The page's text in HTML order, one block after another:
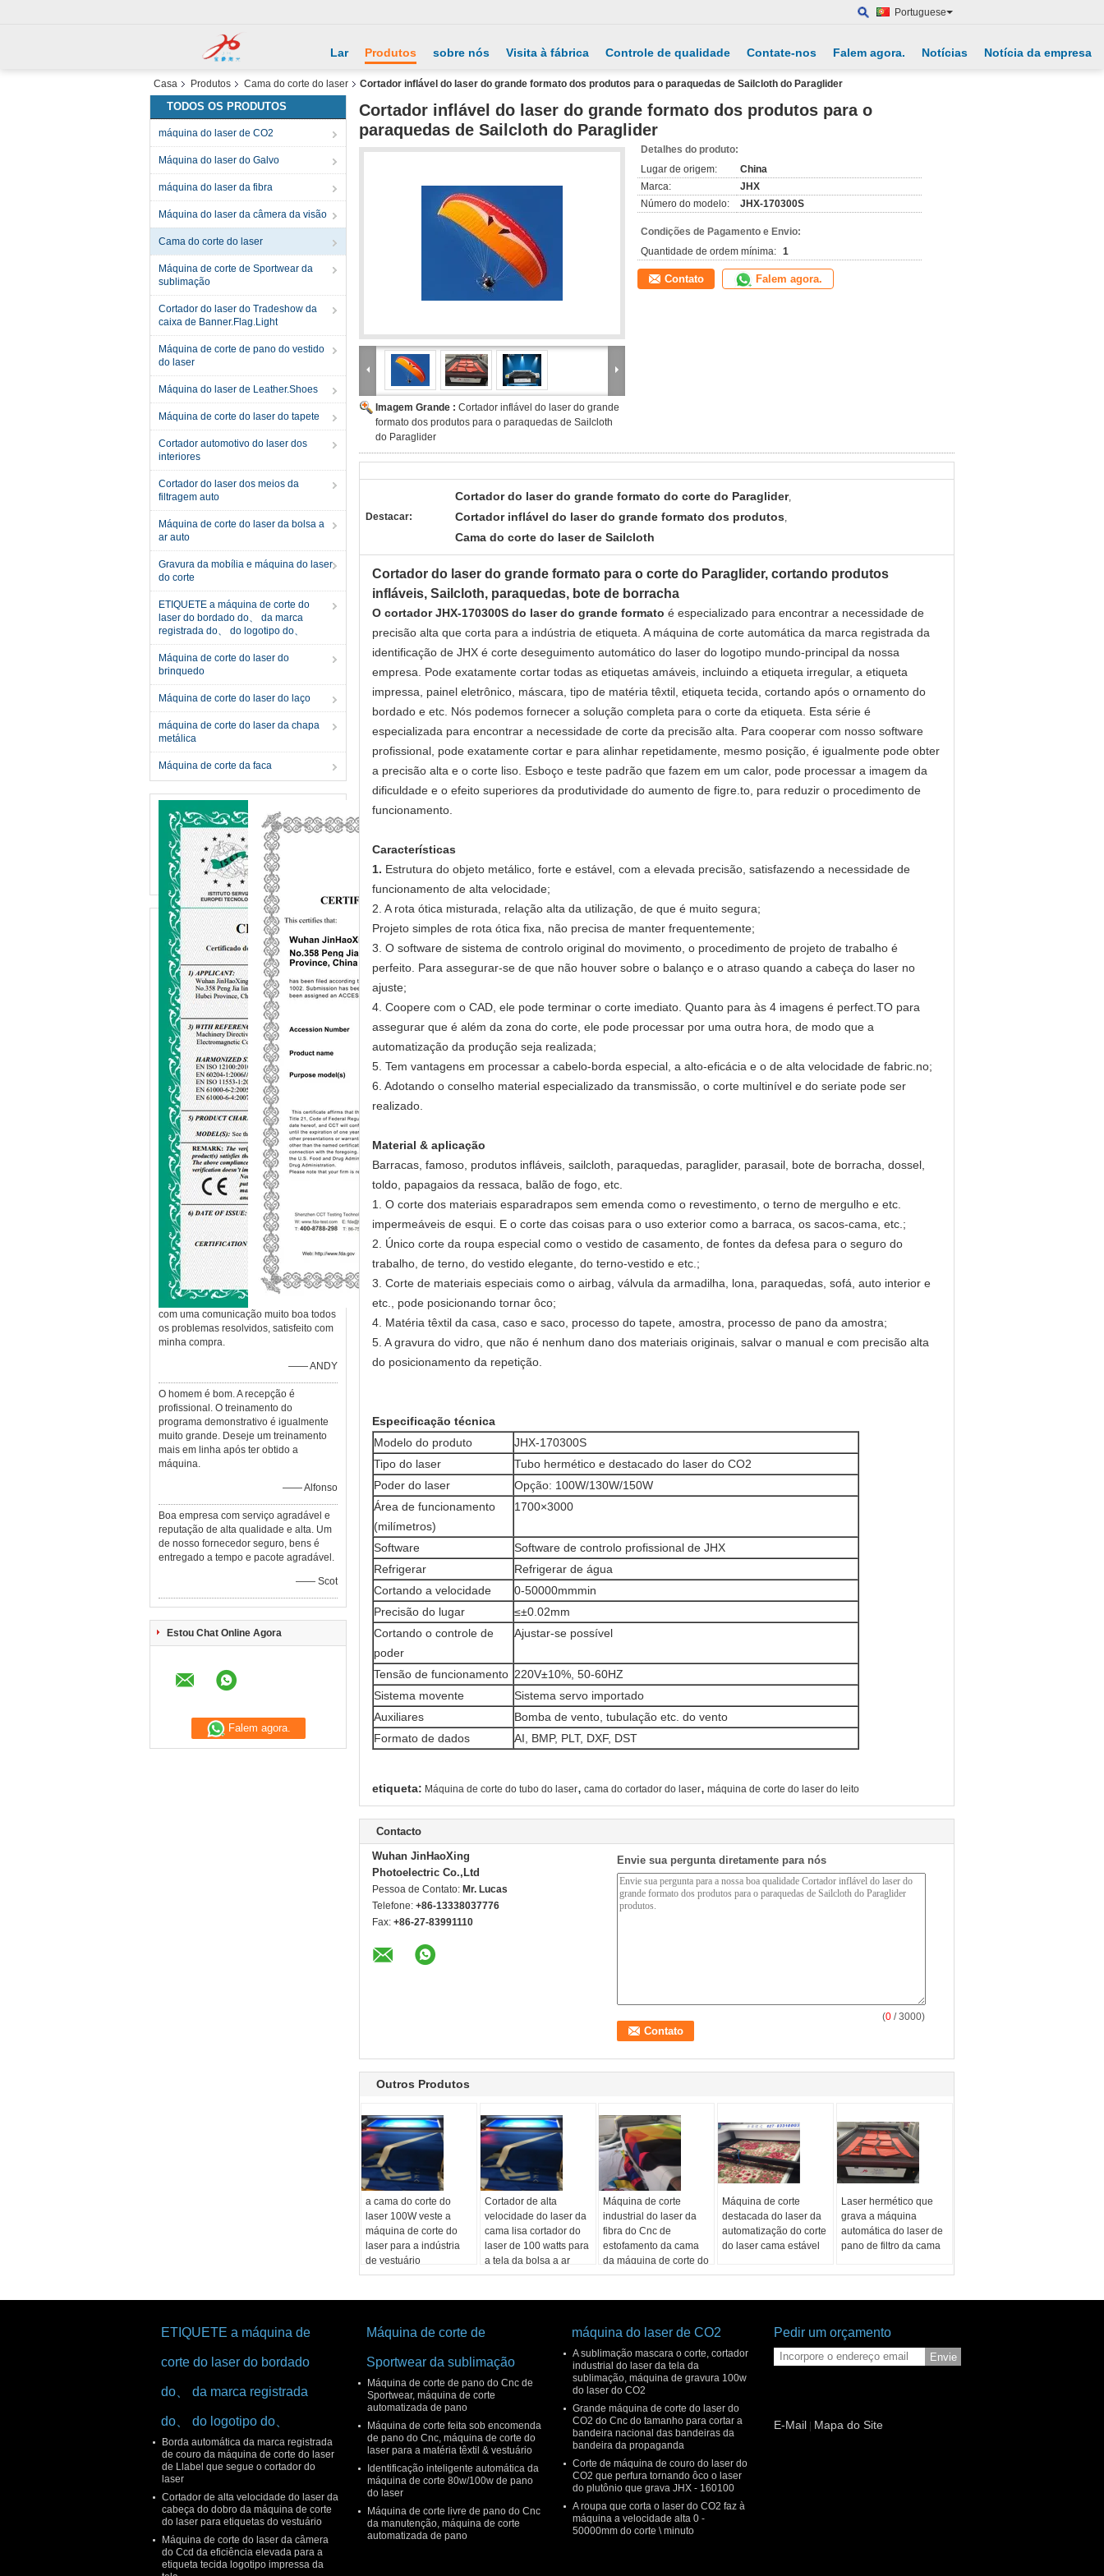
Portuguese
Lar Produtos sobre nós Visita à fábrica Controle de qualidade Contate-nos Falem agora. Notícias Notícia da empresa
Casa Produtos Cama do corte do laser Cortador inflável do laser do grande formato dos produtos para o paraquedas de Sailcloth do Paraglider
TODOS OS PRODUTOS
máquina do laser de CO2
Máquina do laser do Galvo
máquina do laser da fibra
Máquina do laser da câmera da visão
Cama do corte do laser
Máquina de corte de Sportwear da
sublimação
Cortador do laser do Tradeshow da
caixa de Banner.Flag.Light
Máquina de corte de pano do vestido
do laser
Máquina do laser de Leather.Shoes
Máquina de corte do laser do tapete
Cortador automotivo do laser dos
interiores
Cortador do laser dos meios da
filtragem auto
Máquina de corte do laser da bolsa a
ar auto
Gravura da mobília e máquina do laser
do corte
ETIQUETE a máquina de corte do
laser do bordado do、 da marca
registrada do、 do logotipo do、
Máquina de corte do laser do
brinquedo
Máquina de corte do laser do laço
máquina de corte do laser da chapa
metálica
Máquina de corte da faca
com uma comunicação muito boa todos
os problemas resolvidos, satisfeito com
minha compra.
—— ANDY
O homem é bom. A recepção é
profissional. O treinamento do
programa demonstrativo é igualmente
muito grande. Deseje um treinamento
mais em linha após ter obtido a
máquina.
—— Alfonso
Boa empresa com serviço agradável e
reputação de alta qualidade e alta. Um
de nosso fornecedor seguro, bens é
entregado a tempo e pacote agradável.
—— Scot
Estou Chat Online Agora
Falem agora.
Cortador inflável do laser do grande formato dos produtos para o
paraquedas de Sailcloth do Paraglider
Imagem Grande : Cortador inflável do laser do grande
formato dos produtos para o paraquedas de Sailcloth
do Paraglider
Detalhes do produto:
Lugar de origem:
China
Marca:
JHX
Número do modelo:
JHX-170300S
Condições de Pagamento e Envio:
Quantidade de ordem mínima: 1
Contato Falem agora.
Destacar:
Cortador do laser do grande formato do corte do Paraglider,
Cortador inflável do laser do grande formato dos produtos,
Cama do corte do laser de Sailcloth
Cortador do laser do grande formato para o corte do Paraglider, cortando produtos
infláveis, Sailcloth, paraquedas, bote de borracha
O cortador JHX-170300S do laser do grande formato é especializado para encontrar a necessidade de
precisão alta que corta para a indústria de etiqueta. A máquina de corte automática da marca registrada da
identificação de JHX é corte deseguimento automático do laser do logotipo mundo-principal da nossa
empresa. Pode exatamente cortar todas as etiquetas amáveis, incluindo a etiqueta irregular, a etiqueta
impressa, painel eletrônico, máscara, tipo de matéria têxtil, etiqueta tecida, cortando após o ornamento do
bordado e etc. Nós podemos fornecer a solução completa para o corte da etiqueta. Esta série é
especializada para encontrar a necessidade de corte da precisão alta. Para cooperar com nosso software
profissional, pode exatamente cortar e para alinhar repetidamente, mesmo posição, é igualmente pode obter
a precisão alta e o corte liso. Esboço e teste padrão que fazem em um calor, pode processar a imagem da
dificuldade e o efeito superiores da produtividade do aumento de figre.to, para reduzir o procedimento de
funcionamento.
Características
1. Estrutura do objeto metálico, forte e estável, com a elevada precisão, satisfazendo a necessidade de
funcionamento de alta velocidade;
2. A rota ótica misturada, relação alta da utilização, de que é muito segura;
Projeto simples de rota ótica fixa, não precisa de manter frequentemente;
3. O software de sistema de controlo original do movimento, o procedimento de projeto de trabalho é
perfeito. Para assegurar-se de que não houver sobre o balanço e o atraso quando a cabeça do laser no
ajuste;
4. Coopere com o CAD, ele pode terminar o corte imediato. Quanto para às 4 imagens é perfect.TO para
assegurar que é além da zona do corte, ele pode processar por uma outra hora, de modo que a
automatização da produção seja realizada;
5. Tem vantagens em processar a cabelo-borda especial, a alto-eficácia e o de alta velocidade de fabric.no;
6. Adotando o conselho material especializado da transmissão, o corte multinível e do seriate pode ser
realizado.
Material & aplicação
Barracas, famoso, produtos infláveis, sailcloth, paraquedas, paraglider, parasail, bote de borracha, dossel,
toldo, papagaios da ressaca, balão de fogo, etc.
1. O corte dos materiais esparadrapos sem emenda como o revestimento, o terno de mergulho e etc.
impermeáveis de esqui. E o corte das coisas para o uso exterior como a barraca, os sacos-cama, etc.;
2. Único corte da roupa especial como o vestido de casamento, de fontes da defesa para o seguro do
trabalho, de terno, do vestido elegante, do terno-vestido e etc.;
3. Corte de materiais especiais como o airbag, válvula da armadilha, lona, paraquedas, sofá, auto interior e
etc., pode posicionando tornar ôco;
4. Matéria têxtil da casa, caso e saco, processo do tapete, amostra, processo de pano da amostra;
5. A gravura do vidro, que não é nenhum dano dos materiais originais, salvar o manual e com precisão alta
do posicionamento da repetição.
Especificação técnica
Modelo do produto
JHX-170300S
Tipo do laser
Tubo hermético e destacado do laser do CO2
Poder do laser
Opção: 100W/130W/150W
Área de funcionamento
(milímetros)
1700×3000
Software
Software de controlo profissional de JHX
Refrigerar
Refrigerar de água
Cortando a velocidade
0-50000mmmin
Precisão do lugar
≤±0.02mm
Cortando o controle de
poder
Ajustar-se possível
Tensão de funcionamento 220V±10%, 50-60HZ
Sistema movente
Sistema servo importado
Auxiliares
Bomba de vento, tubulação etc. do vento
Formato de dados
AI, BMP, PLT, DXF, DST
etiqueta: Máquina de corte do tubo do laser, cama do cortador do laser, máquina de corte do laser do leito
Contacto
Wuhan JinHaoXing
Photoelectric Co.,Ltd
Pessoa de Contato: Mr. Lucas
Telefone: +86-13338037776
Fax: +86-27-83991110
Envie sua pergunta diretamente para nós
(0 / 3000)
Outros Produtos
a cama do corte do
laser 100W veste a
máquina de corte do
laser para a indústria
de vestuário
Cortador de alta
velocidade do laser da
cama lisa cortador do
laser de 100 watts para
a tela da bolsa a ar
Máquina de corte
industrial do laser da
fibra do Cnc de
estofamento da cama
da máquina de corte do
laser
Máquina de corte
destacada do laser da
automatização do corte
do laser cama estável
Laser hermético que
grava a máquina
automática do laser de
pano de filtro da cama
ETIQUETE a máquina de
corte do laser do bordado
do、 da marca registrada
do、 do logotipo do、
Borda automática da marca registrada
de couro da máquina de corte do laser
de Llabel que segue o cortador do
laser
Cortador de alta velocidade do laser da
cabeça do dobro da máquina de corte
do laser para etiquetas do vestuário
Máquina de corte do laser da câmera
do Ccd da eficiência elevada para a
etiqueta tecida logotipo impressa da
Máquina de corte de
Sportwear da sublimação
Máquina de corte de pano do Cnc de
Sportwear, máquina de corte
automatizada de pano
Máquina de corte feita sob encomenda
de pano do Cnc, máquina de corte do
laser para a matéria têxtil & vestuário
Identificação inteligente automática da
máquina de corte 80w/100w de pano
do laser
Máquina de corte livre de pano do Cnc
da manutenção, máquina de corte
automatizada de pano
máquina do laser de CO2
A sublimação mascara o corte, cortador
industrial do laser da tela da
sublimação, máquina de gravura 100w
do laser do CO2
Grande máquina de corte do laser do
CO2 do Cnc do tamanho para cortar a
bandeira nacional das bandeiras da
bandeira da propaganda
Corte de máquina de couro do laser do
CO2 que perfura tornando ôco o laser
do plutônio que grava JHX - 160100
A roupa que corta o laser do CO2 faz à
máquina a velocidade alta 0 -
50000mm do corte \ minuto
Pedir um orçamento
Envie
E-Mail Mapa do Site